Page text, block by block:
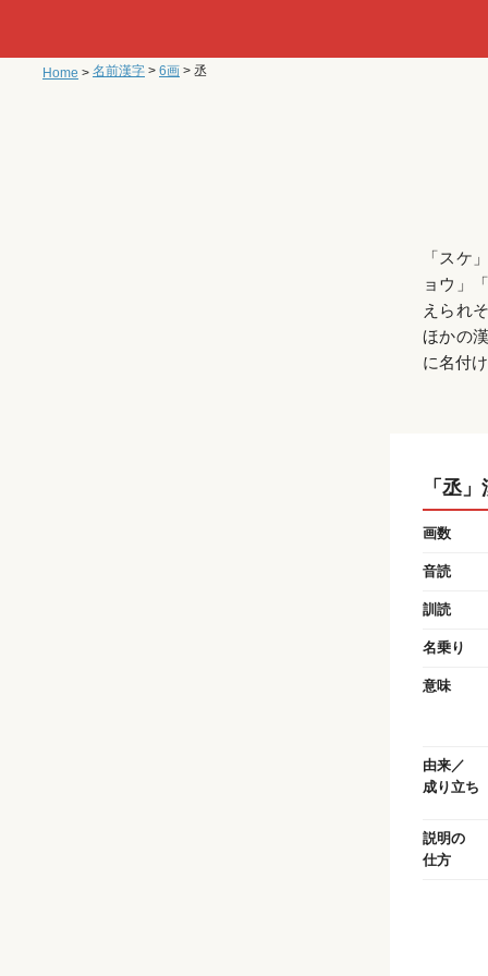
Home > 名前漢字 > 6画 > 丞
「スケ
ョウ」
えられ
ほかの
に名付
「丞
画数
音読
訓読
名乗り
意味
由来／
成り立ち
説明の
仕方